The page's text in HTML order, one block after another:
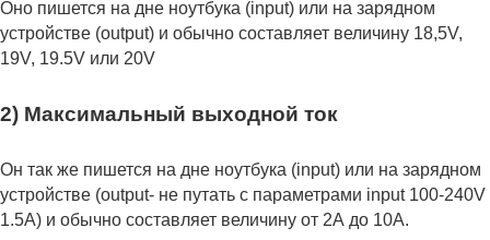
Оно пишется на дне ноутбука (input) или на зарядном
устройстве (output) и обычно составляет величину 18,5V,
19V, 19.5V или 20V
2) Максимальный выходной ток
Он так же пишется на дне ноутбука (input) или на зарядном
устройстве (output- не путать с параметрами input 100-240V
1.5A) и обычно составляет величину от 2А до 10A.